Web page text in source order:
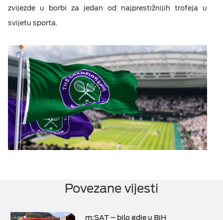
zvijezde u borbi za jedan od najprestižnijih trofeja u
svijetu sporta.
Povezane vijesti
m:SAT – bilo gdje u BiH